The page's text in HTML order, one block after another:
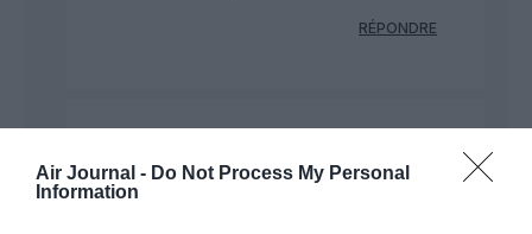
Air Journal - Do Not Process My Personal
Information
RÉPONDRE
Bonjour,